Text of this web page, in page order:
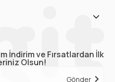
İndirim ve Fırsatlardan İlk
Olsun!
Gönder